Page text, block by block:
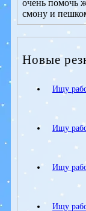
очень помочь
смону и
Новые
Ищу
Ищу
Ищу
Ищу